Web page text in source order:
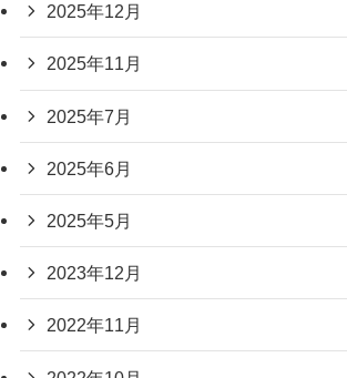
2025年12月
2025年11月
2025年7月
2025年6月
2025年5月
2023年12月
2022年11月